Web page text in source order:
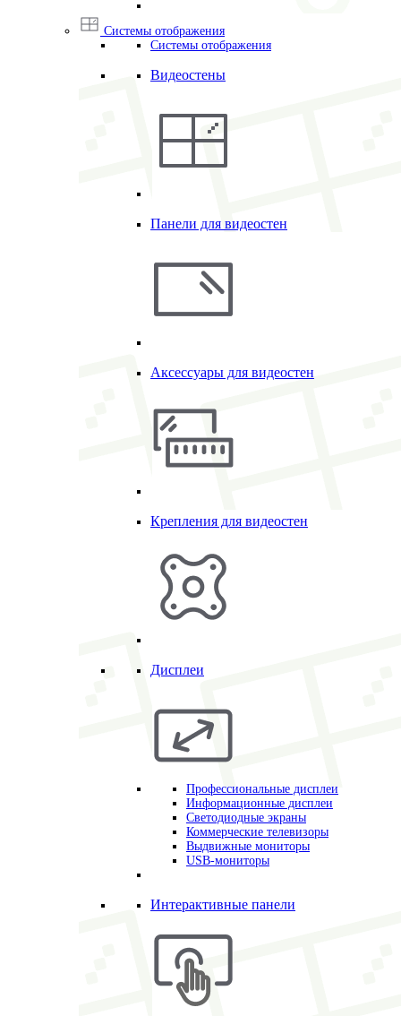
Системы отображения
Системы отображения
Видеостены
Панели для видеостен
Аксессуары для видеостен
Крепления для видеостен
Дисплеи
Профессиональные дисплеи
Информационные дисплеи
Светодиодные экраны
Коммерческие телевизоры
Выдвижные мониторы
USB-мониторы
Интерактивные панели